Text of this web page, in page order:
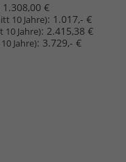
1.308,00 €
10 Jahre): 1.017,- €
Jahre): 2.415,38 €
Jahre): 3.729,- €